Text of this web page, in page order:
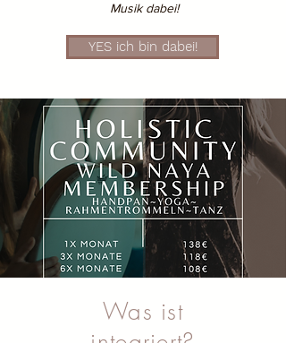
Musik dabei!
YES ich bin dabei!
Was ist